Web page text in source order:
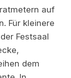
auf
Für kleinere
Festsaal
dem